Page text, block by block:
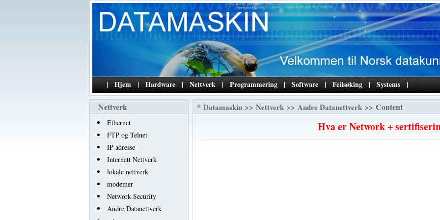
| Hjem | Hardware | Nettverk | Programmering | Software | Feilsøking | Systems |
Nettverk
Ethernet
FTP og Telnet
IP-adresse
Internett Nettverk
lokale nettverk
modemer
Network Security
Andre Datanettverk
* Datamaskin >> Nettverk >> Andre Datanettverk >> Content
Hva er Network +